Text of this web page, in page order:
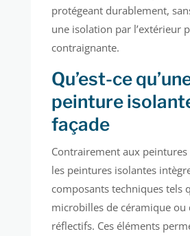
protégeant durablement,
une isolation par l’extérieur
contraignante.
Qu’est-ce
peinture
façade
Contrairement aux peintures
les peintures isolantes
composants techniques tels
microbilles de céramique ou
réflectifs. Ces éléments